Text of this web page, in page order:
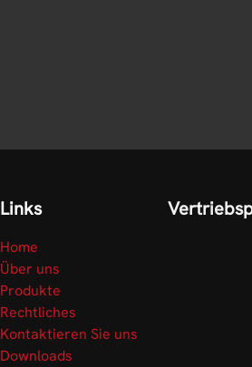
Links
Home
Über uns
Produkte
Rechtliches
Kontaktieren Sie uns
Downloads